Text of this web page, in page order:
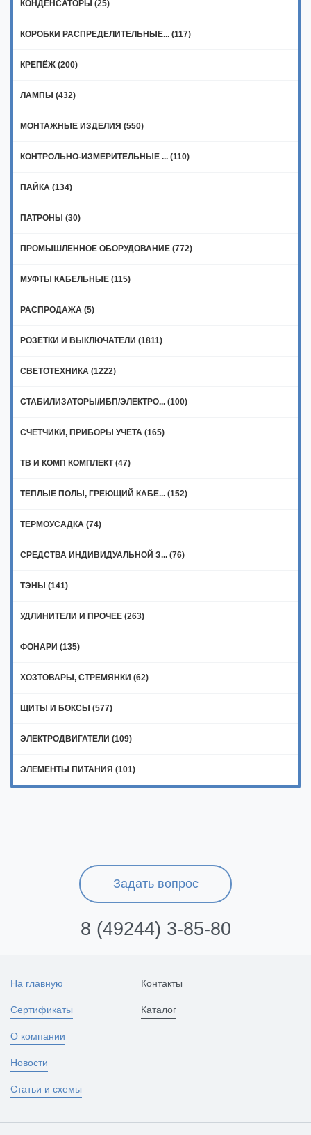
КОНДЕНСАТОРЫ (25)
КОРОБКИ РАСПРЕДЕЛИТЕЛЬНЫЕ... (117)
КРЕПЁЖ (200)
ЛАМПЫ (432)
МОНТАЖНЫЕ ИЗДЕЛИЯ (550)
КОНТРОЛЬНО-ИЗМЕРИТЕЛЬНЫЕ ... (110)
ПАЙКА (134)
ПАТРОНЫ (30)
ПРОМЫШЛЕННОЕ ОБОРУДОВАНИЕ (772)
МУФТЫ КАБЕЛЬНЫЕ (115)
РАСПРОДАЖА (5)
РОЗЕТКИ И ВЫКЛЮЧАТЕЛИ (1811)
СВЕТОТЕХНИКА (1222)
СТАБИЛИЗАТОРЫ/ИБП/ЭЛЕКТРО... (100)
СЧЕТЧИКИ, ПРИБОРЫ УЧЕТА (165)
ТВ И КОМП КОМПЛЕКТ (47)
ТЕПЛЫЕ ПОЛЫ, ГРЕЮЩИЙ КАБЕ... (152)
ТЕРМОУСАДКА (74)
СРЕДСТВА ИНДИВИДУАЛЬНОЙ З... (76)
ТЭНЫ (141)
УДЛИНИТЕЛИ И ПРОЧЕЕ (263)
ФОНАРИ (135)
ХОЗТОВАРЫ, СТРЕМЯНКИ (62)
ЩИТЫ И БОКСЫ (577)
ЭЛЕКТРОДВИГАТЕЛИ (109)
ЭЛЕМЕНТЫ ПИТАНИЯ (101)
Задать вопрос
8 (49244) 3-85-80
На главную
Сертификаты
О компании
Новости
Статьи и схемы
Контакты
Каталог